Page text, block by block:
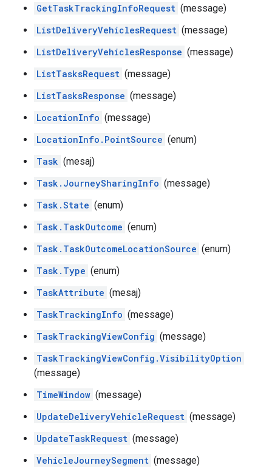
GetTaskTrackingInfoRequest (message)
ListDeliveryVehiclesRequest (message)
ListDeliveryVehiclesResponse (message)
ListTasksRequest (message)
ListTasksResponse (message)
LocationInfo (message)
LocationInfo.PointSource (enum)
Task (mesaj)
Task.JourneySharingInfo (message)
Task.State (enum)
Task.TaskOutcome (enum)
Task.TaskOutcomeLocationSource (enum)
Task.Type (enum)
TaskAttribute (mesaj)
TaskTrackingInfo (message)
TaskTrackingViewConfig (message)
TaskTrackingViewConfig.VisibilityOption
(message)
TimeWindow (message)
UpdateDeliveryVehicleRequest (message)
UpdateTaskRequest (message)
VehicleJourneySegment (message)